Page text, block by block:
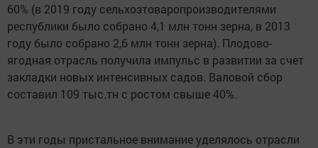
60% (в 2019 году сельхозтоваропроизводителями
республики было собрано 4,1 млн тонн зерна, в 2013
году было собрано 2,6 млн тонн зерна). Плодово-
ягодная отрасль получила импульс в развитии за счет
закладки новых интенсивных садов. Валовой сбор
составил 109 тыс.тн с ростом свыше 40%.
В эти годы пристальное внимание уделялось отрасли